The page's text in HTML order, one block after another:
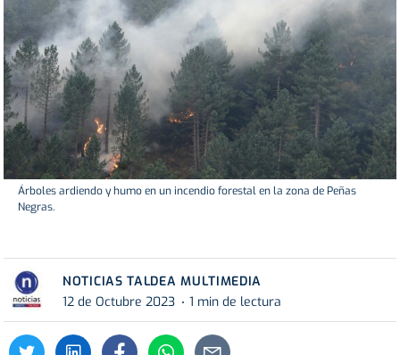
Árboles ardiendo y humo en un incendio forestal en la zona de Peñas
Negras.
NOTICIAS TALDEA MULTIMEDIA
12 de Octubre 2023
1 min de lectura